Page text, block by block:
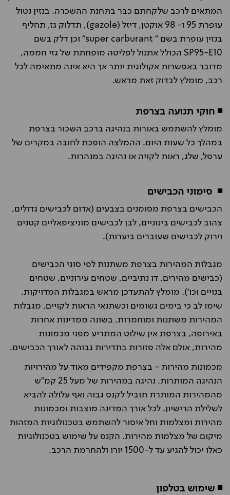
המתאים לרכב שלקחתם כבר בתחנת ההשכרה. בנזין נטול
עופרת 95 ו- 98 אוקטן, דיזל (gazole), תדלוק גז, תחליף
בנזין עופרת בשם " super carburant" וכן דלק בשם
SP95-E10 הכולל אתנול לפליטה מופחתת של גזי חממה,
מדובר באפשרות אקולוגית יותר אך היא אינה מתאימה לכל
רכב, מומלץ לבדוק זאת מראש.
◾ חוקי תנועה בצרפת
מומלץ להשתמש באורות בנהיגה ברכב השכור בצרפת
במהלך כל שעות היום. ההמלצה הופכת לחובה במקרים של
ערפל, שלג, ראות לקויה או נהיגה במנהרות.
◾ סימוני הכבישים
הכבישים בצרפת מסומנים בצבעים (אדום לכבישים גדולים,
צהוב לכבישים בינוניים, לבן לכבישים מוניציפאליים קטנים
וירוק לכבישים שעוברים ביערות).
מגבלות המהירות בצרפת משתנות לפי סוגי הכבישים
(כבישים מהירים, דו נתיביים, שטחים עירוניים, שטחים
בנויים וכו'). מומלץ להתעדכן מראש במגבלות המדויקות.
שימו לב כי בימים גשומים וכשתנאי הראות לקויים, מגבלות
המהירות משתנות ומוחמרות. בשונה ממדינות אחרות
באירופה, בצרפת אין שילוט המתריע מפני מכמונות
מהירות, אולם אלה פזורות בתדירות גבוהה לאורך הכבישים.
מכמונות מהירות - בצרפת מקפידים מאוד על מהירויות
הנהיגה המותרות. נהיגה במהירות של מעל 25 קמ"ש
מהמהירות המותרת תוביל לקנס גבוה ואף עלולה להביא
לשלילת הרישיון. לכל אורך המדינה מוצבות ומכמונות
מהירות ומצלמות וחל איסור להשתמש בטכנולוגיות המזהות
מיקום של מצלמות מהירות. הקנס על שימוש בטכנולוגיות
כאלו יכול להגיע עד ל-1500 יורו ולהחרמת הרכב.
◾ שימוש בטלפון